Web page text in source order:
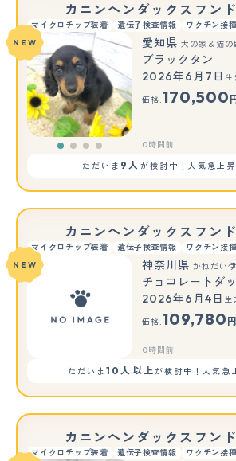
カニンヘンダックスフン
マイクロチップ装着 遺伝子検査情報 ワクチン接種
NEW
愛知県 犬の家＆猫の
ブラックタン
2026年6月7日 生
価格:170,500 円
0時間前
ただいま 9人 が検討中！人気急上昇
カニンヘンダックスフン
マイクロチップ装着 遺伝子検査情報
ワクチン接種
NEW
神奈川県 かねだい
チョコレートダ
2026年6月4日 生
価格:109,780 円
0時間前
ただいま10人以上が検討中！人気急
カニンヘンダックスフン
マイクロチップ装着 遺伝子検査情報 ワクチン接種